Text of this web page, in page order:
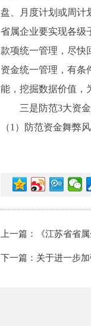
盘、月度计划或周计
省属企业要实现各级
款项统一管理，尽快
资金统一管理，有条
能，挖掘数据价值，
三是防范3大资
（1）防范资金舞弊
上一篇：《江苏省省
下一篇：关于进一步